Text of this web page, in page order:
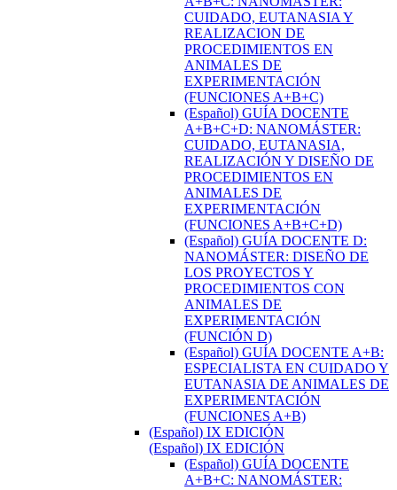
CUIDADO, EUTANASIA Y
REALIZACION DE
PROCEDIMIENTOS EN
ANIMALES DE
EXPERIMENTACIÓN
(FUNCIONES A+B+C)
(Español) GUÍA DOCENTE
A+B+C+D: NANOMÁSTER:
CUIDADO, EUTANASIA,
REALIZACIÓN Y DISEÑO DE
PROCEDIMIENTOS EN
ANIMALES DE
EXPERIMENTACIÓN
(FUNCIONES A+B+C+D)
(Español) GUÍA DOCENTE D:
NANOMÁSTER: DISEÑO DE
LOS PROYECTOS Y
PROCEDIMIENTOS CON
ANIMALES DE
EXPERIMENTACIÓN
(FUNCIÓN D)
(Español) GUÍA DOCENTE A+B:
ESPECIALISTA EN CUIDADO Y
EUTANASIA DE ANIMALES DE
EXPERIMENTACIÓN
(FUNCIONES A+B)
(Español) IX EDICIÓN
(Español) IX EDICIÓN
(Español) GUÍA DOCENTE
A+B+C: NANOMÁSTER: